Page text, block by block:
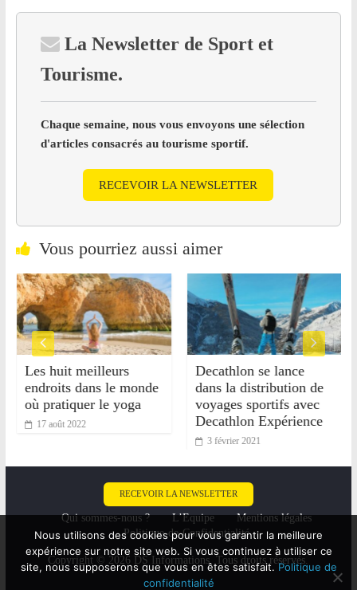
La Newsletter de Sport et
Tourisme.
Chaque semaine, nous vous envoyons une sélection
d'articles consacrés au tourisme sportif.
RECEVOIR LA NEWSLETTER
Vous pourriez aussi aimer
Les huit meilleurs
endroits dans le monde
où pratiquer le yoga
17 août 2022
Decathlon se lance
dans la distribution de
voyages sportifs avec
Decathlon Expérience
3 février 2021
RECEVOIR LA NEWSLETTER
Qui sommes-nous ? L’Equipe
Mentions légales
Politique-de-Confidentialité
Copyright © 2026 DS Informations. Tous droits réservés.
Nous utilisons des cookies pour vous garantir la meilleure
expérience sur notre site web. Si vous continuez à utiliser ce
site, nous supposerons que vous en êtes satisfait.Politique de
confidentialité